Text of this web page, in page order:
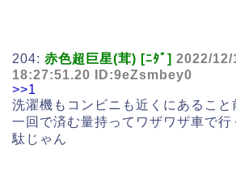
204: 赤色超巨星(茸) [ﾆﾀﾞ] 2022/12/
18:27:51.20 ID:9eZsmbey0
>>1
洗濯機もコンビニも近くにあること
一回で済む量持ってワザワザ車で
駄じゃん